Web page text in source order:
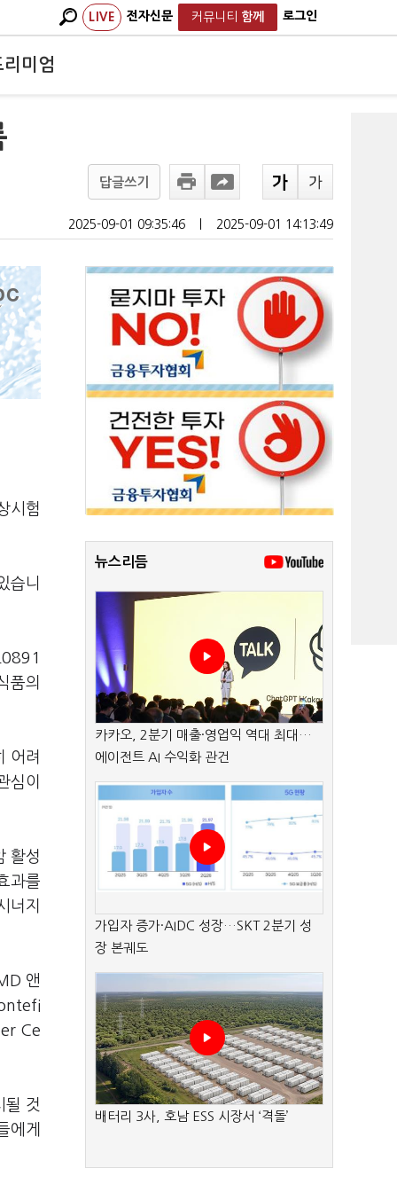
LIVE 전자신문 커뮤니티 함께 로그인
리미엄
답글쓰기
2025-09-01 09:35:46 2025-09-01 14:13:49
시험
습니
품의
어려
심이
활성
과를
너지
앤
Ce
될 것
에게
뉴스리듬
카카오, 2분기 매출·영업익 역대 최대…
에이전트 AI 수익화 관건
가입자 증가·AIDC 성장…SKT 2분기 성
장 본궤도
배터리 3사, 호남 ESS 시장서 ‘격돌’